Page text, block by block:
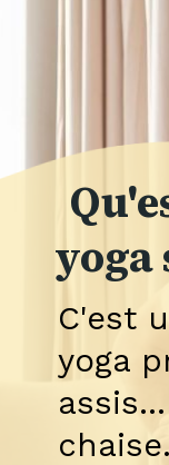
C'est
yoga
chaise.
yoga